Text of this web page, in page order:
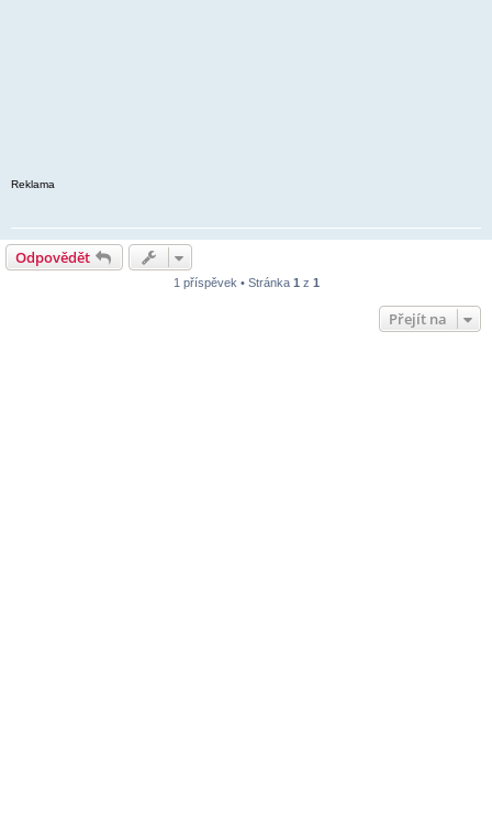
Reklama
Odpovědět
1 příspěvek • Stránka 1 z 1
Přejít na